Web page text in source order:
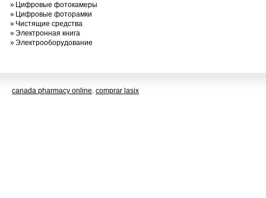
» Цифровые фотокамеры
» Цифровые фоторамки
» Чистящие средства
»Электронная книга
»Электрооборудование
canada pharmacy online. comprar lasix